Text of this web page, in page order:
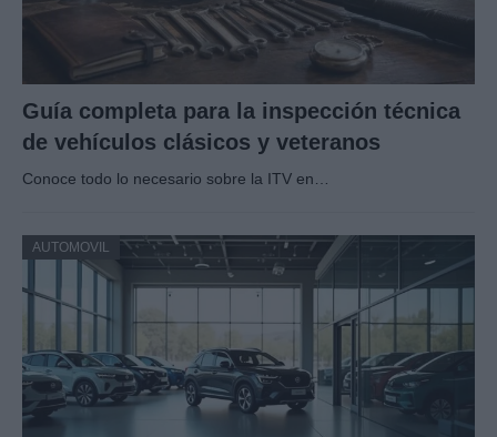
Guía completa para la inspección técnica
de vehículos clásicos y veteranos
Conoce todo lo necesario sobre la ITV en…
AUTOMOVIL